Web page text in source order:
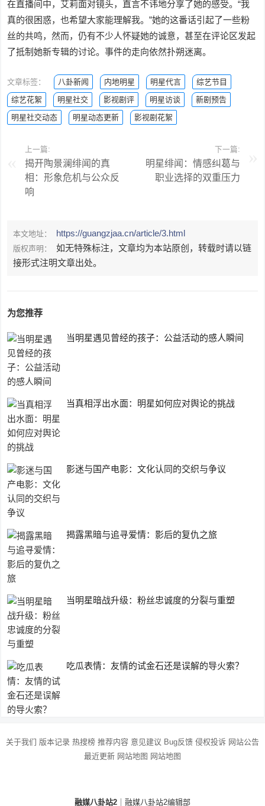
在直播间中，艾莉面对镜头，直言不讳地分享了她的感受。“我
真的很困惑，也希望大家能理解我。”她的这番话引起了一些粉
丝的共鸣，然而，仍有不少人怀疑她的诚意，甚至在评论区发起
了抵制她新专辑的讨论。事件的走向依然扑朔迷离。
文章标签： 八卦新闻 内地明星 明星代言
综艺节目
综艺花絮
明星社交 影视剧评 明星访谈
新剧预告
明星社交动态
明星动态更新 影视剧花絮
上一篇:
揭开陶景澜绯闻的真
相：形象危机与公众反
响
下一篇:
明星绯闻：情感纠葛与
职业选择的双重压力
本文地址： https://guangzjaa.cn/article/3.html
版权声明：
如无特殊标注，文章均为本站原创，转载时请以链
接形式注明文章出处。
为您推荐
当明星遇见曾经的孩子：公益活动的感人瞬间
当真相浮出水面：明星如何应对舆论的挑战
影迷与国产电影：文化认同的交织与争议
揭露黑暗与追寻爱情：影后的复仇之旅
当明星暗战升级：粉丝忠诚度的分裂与重塑
吃瓜表情：友情的试金石还是误解的导火索？
关于我们 版本记录 热搜榜 推荐内容 意见建议 Bug反馈 侵权投诉 网站公告
最近更新 网站地图 网站地图
融媒八卦站2 ｜融媒八卦站2编辑部